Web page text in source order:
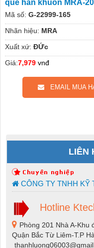
que hàn khuôn MRA-
Mã số: G-22999-165
Nhãn hiệu: MRA
Xuất xứ: ĐỨc
Giá:7,979 vnđ
EMAIL MUA
LIÊN
CÔNG TY TNHH KỸ
Hotline
Phòng 201 Nhà A-
Quận Bắc Từ Liêm-T.P